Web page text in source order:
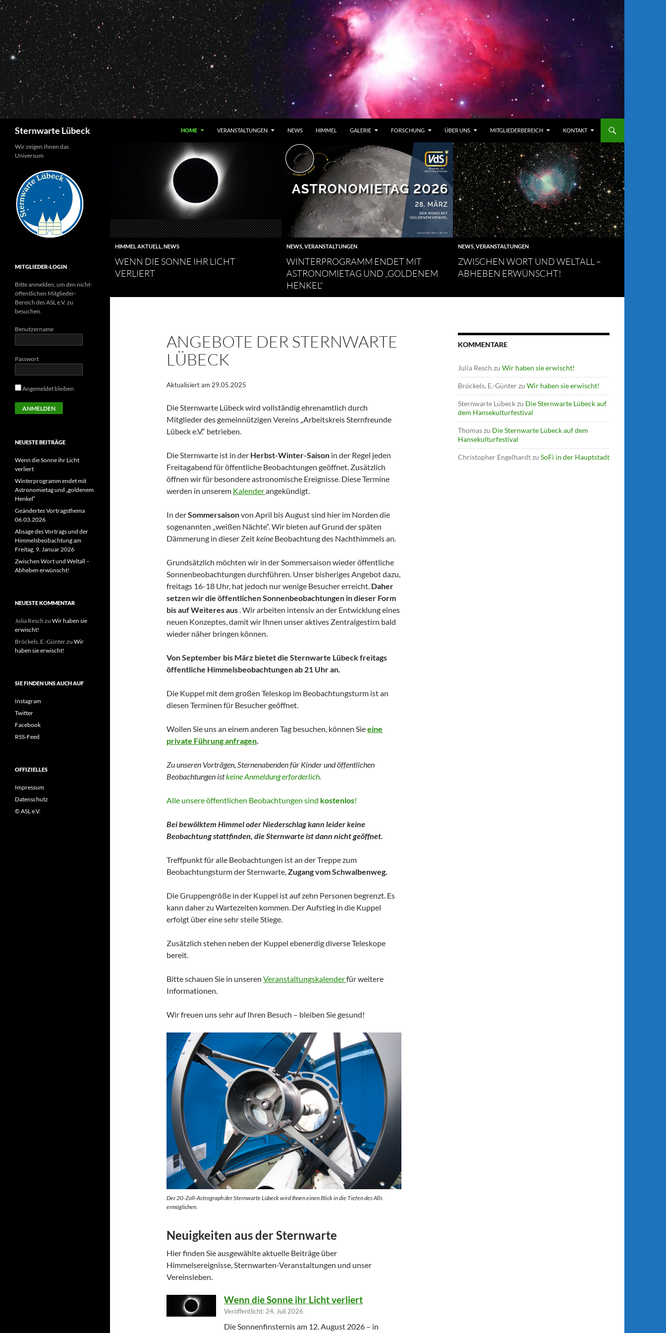
Zum
Inhalt
springen
Sternwarte Lübeck HOME VERANSTALTUNGEN NEWS HIMMEL GALERIE FORSCHUNG ÜBER UNS MITGLIEDERBEREICH KONTAKT
HIMMEL AKTUELL NEWS
WENN DIE SONNE IHR LICHT
VERLIERT
NEWS VERANSTALTUNGEN
WINTERPROGRAMM ENDET MIT
ASTRONOMIETAG UND „GOLDENEM
HENKEL“
NEWS VERANSTALTUNGEN
ZWISCHEN WORT UND WELTALL –
ABHEBEN ERWÜNSCHT!
ANGEBOTE DER STERNWARTE
LÜBECK
Aktualisiert am 29.05.2025
Die Sternwarte Lübeck wird vollständig ehrenamtlich durch
Mitglieder des gemeinnützigen Vereins „Arbeitskreis Sternfreunde
Lübeck e.V.“ betrieben.
Die Sternwarte ist in der Herbst-Winter-Saison in der Regel jeden
Freitagabend für öffentliche Beobachtungen geöffnet. Zusätzlich
öffnen wir für besondere astronomische Ereignisse. Diese Termine
werden in unserem Kalenderangekündigt.
In derSommersaisonvon April bis August sind hier im Norden die
sogenannten „weißen Nächte“. Wir bieten auf Grund der späten
Dämmerung in dieser Zeit keine Beobachtung des Nachthimmels an.
Grundsätzlich möchten wir in der Sommersaison wieder öffentliche
Sonnenbeobachtungen durchführen. Unser bisheriges Angebot dazu,
freitags 16-18 Uhr, hat jedoch nur wenige Besucher erreicht. Daher
setzen wir die öffentlichen Sonnenbeobachtungen in dieser Form
bis auf Weiteres aus . Wir arbeiten intensiv an der Entwicklung eines
neuen Konzeptes, damit wir Ihnen unser aktives Zentralgestirn bald
wieder näher bringen können.
Von September bis März bietet die Sternwarte Lübeck freitags
öffentliche Himmelsbeobachtungen ab 21 Uhr an.
Die Kuppel mit dem großen Teleskop im Beobachtungsturm ist an
diesen Terminen für Besucher geöffnet.
Wollen Sie uns an einem anderen Tag besuchen, können Sieeine
private Führung anfragen
Zu unseren Vorträgen, Sternenabenden für Kinder undöffentlichen
Beobachtungen istkeine Anmeldung erforderlich.
Alle unsere öffentlichen Beobachtungen sind kostenlos!
Bei bewölktem Himmel oder Niederschlag kann leider keine
Beobachtung stattfinden, die Sternwarte ist dann nicht geöffnet.
Treffpunkt für alle Beobachtungen ist an der Treppe zum
Beobachtungsturm der Sternwarte, Zugang vom Schwalbenweg.
Die Gruppengröße in der Kuppel ist auf zehn Personen begrenzt. Es
kann daher zu Wartezeiten kommen. Der Aufstieg in die Kuppel
erfolgt über eine sehr steile Stiege.
Zusätzlich stehen neben der Kuppel ebenerdig diverse Teleskope
bereit.
Bitte schauen Sie in unseren Veranstaltungskalenderfür weitere
Informationen.
Wir freuen uns sehr auf Ihren Besuch – bleiben Sie gesund!
Der 20-Zoll-Astrograph der Sternwarte Lübeck wird Ihnen einen Blick in die Tiefen des Alls
ermöglichen.
Neuigkeiten aus der Sternwarte
Hier finden Sie ausgewählte aktuelle Beiträge über
Himmelsereignisse, Sternwarten-Veranstaltungen und unser
Vereinsleben.
Wenn die Sonne ihr Licht verliert
Veröffentlicht: 24. Juli 2026
Die Sonnenfinsternis am 12. August 2026 – in
KOMMENTARE
Julia Resch zu Wir haben sie erwischt!
Bröckels, E.-Günterzu Wir haben sie erwischt!
Sternwarte Lübeckzu Die Sternwarte Lübeck auf
dem Hansekulturfestival
Thomaszu Die Sternwarte Lübeck auf dem
Hansekulturfestival
Christopher Engelhardtzu SoFi in der Hauptstadt
Wir zeigen Ihnen das
Universum
MITGLIEDER-LOGIN
Bitte anmelden, um den nicht-
öffentlichen Mitglieder-
Bereich des ASL e.V. zu
besuchen.
Benutzername
Passwort
Angemeldet bleiben
NEUESTE BEITRÄGE
Wenn die Sonne ihr Licht
verliert
Winterprogramm endet mit
Astronomietag und „goldenem
Henkel“
Geändertes Vortragsthema
06.03.2026
Absage des Vortrags und der
Himmelsbeobachtung am
Freitag, 9. Januar 2026
Zwischen Wort und Weltall –
Abheben erwünscht!
NEUESTE KOMMENTAR
Julia Resch zu Wir haben sie
erwischt!
Bröckels, E.-Günterzu Wir
haben sie erwischt!
SIE FINDEN UNS AUCH AUF
Instagram
Twitter
Facebook
RSS-Feed
OFFIZIELLES
Impressum
Datenschutz
© ASL e.V.